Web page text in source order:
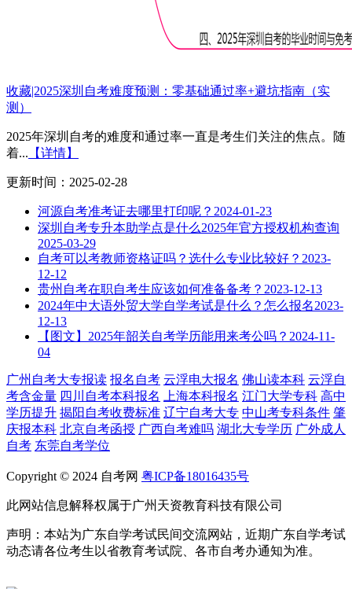
收藏|2025深圳自考难度预测：零基础通过率+避坑指南（实
测）
2025年深圳自考的难度和通过率一直是考生们关注的焦点。随
着... 【详情】
更新时间：2025-02-28
河源自考准考证去哪里打印呢？ 2024-01-23
深圳自考专升本助学点是什么2025年官方授权机构查询
2025-03-29
自考可以考教师资格证吗？选什么专业比较好？ 2023-
12-12
贵州自考在职自考生应该如何准备备考？ 2023-12-13
2024年中大语外贸大学自学考试是什么？怎么报名2023-
12-13
【图文】2025年韶关自考学历能用来考公吗？ 2024-11-
04
广州自考大专报读 报名自考 云浮电大报名 佛山读本科 云浮自
考含金量 四川自考本科报名 上海本科报名 江门大学专科 高中
学历提升 揭阳自考收费标准 辽宁自考大专 中山考专科条件 肇
庆报本科 北京自考函授 广西自考难吗 湖北大专学历 广外成人
自考 东莞自考学位
Copyright © 2024 自考网 粤ICP备18016435号
此网站信息解释权属于广州天资教育科技有限公司
声明：本站为广东自学考试民间交流网站，近期广东自学考试
动态请各位考生以省教育考试院、各市自考办通知为准。